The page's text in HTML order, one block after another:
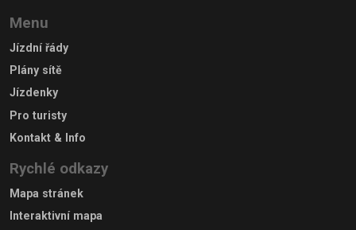
Menu
Jízdní řády
Plány sítě
Jízdenky
Pro turisty
Kontakt & Info
Rychlé odkazy
Mapa stránek
Interaktivní mapa